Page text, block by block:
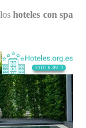
loshoteles con spa